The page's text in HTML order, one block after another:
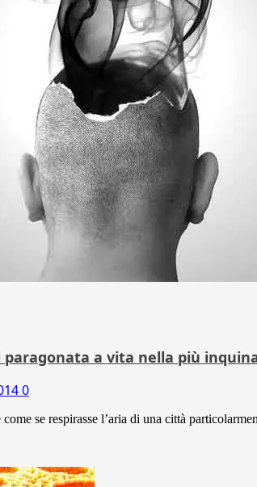
paragonata a vita nella più
0
se respirasse l’aria di una città